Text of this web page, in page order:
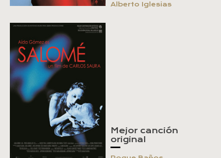
Alberto Iglesias
Mejor canción
original